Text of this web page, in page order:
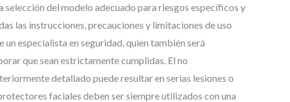
selección del modelo adecuado para riesgos específicos y
las instrucciones, precauciones y limitaciones de uso
un especialista en seguridad, quien también será
que sean estrictamente cumplidas. El no
detallado puede resultar en serias lesiones o
faciales deben ser siempre utilizados con una